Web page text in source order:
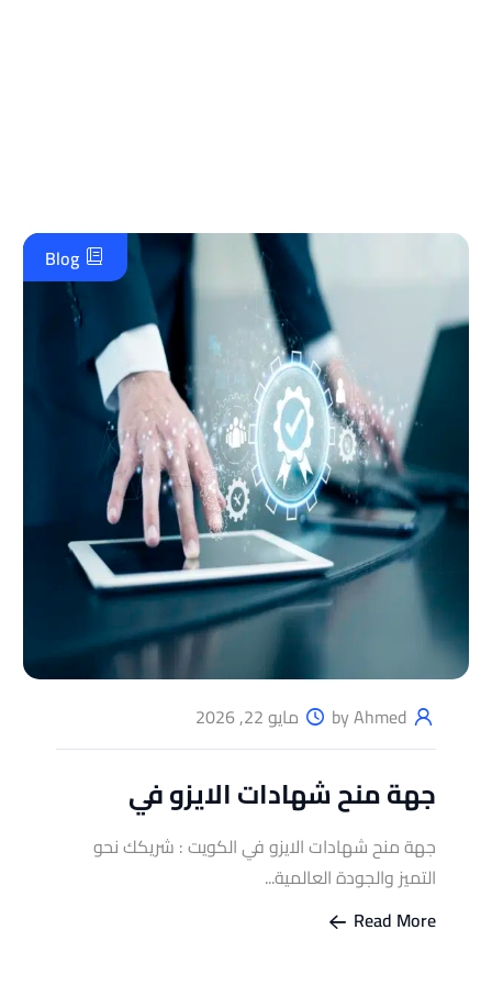
Blog
by Ahmed مايو 22, 2026
جهة منح شهادات الايزو في
جهة منح شهادات الايزو في الكويت : شريكك نحو
التميز والجودة العالمية...
Read More